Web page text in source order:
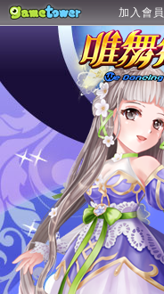
加入會員